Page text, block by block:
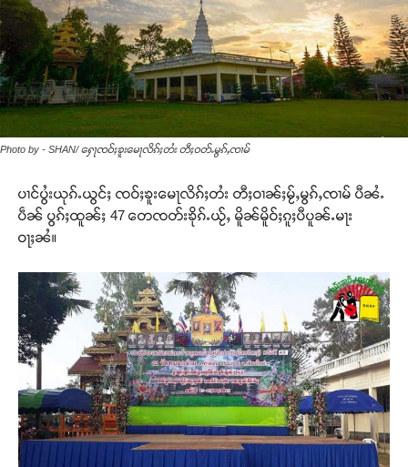
Photo by - SHAN/ ႁေႃၸဝ်ႈၶူးမေႃလိၵ်ႈတႆး တီႈဝတ်ႉမွၵ်ႇၸၢမ်
ပၢင်ပွႆးယုၵ်ႉယွင်ႈ ၸဝ်ႈၶူးမေႃလိၵ်ႈတႆး တီႈဝၢၼ်ႈမႂ်ႇမွၵ်ႇၸၢမ် ပီၼႆႉ
ပဵၼ် ပွၵ်ႈထူၼ်ႈ 47 တေၸတ်းၶိုၵ်ႉယႂ်ႇ မိူၼ်မိူဝ်ႈၵူႈပီပူၼ်ႉမႃး
ဝႃႈၼႆ။